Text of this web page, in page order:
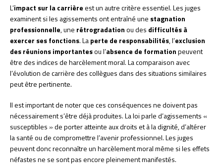
L’impact sur la carrièreest un autre critère essentiel. Les juges
examinent si les agissements ont entraîné une stagnation
professionnelle, une rétrogradationou des difficultés à
exercer ses fonctions. Laperte de responsabilités, l’exclusion
des réunions importantesou l’absence de formationpeuvent
être des indices de harcèlement moral. La comparaison avec
l’évolution de carrière des collègues dans des situations similaires
peut être pertinente.
Il est important de noter que ces conséquences ne doivent pas
nécessairement s’être déjà produites. La loi parle d’agissements «
susceptibles » de porter atteinte aux droits et à la dignité, d’altérer
la santé ou de compromettre l’avenir professionnel. Les juges
peuvent donc reconnaître un harcèlement moral même si les effets
néfastes ne se sont pas encore pleinement manifestés.